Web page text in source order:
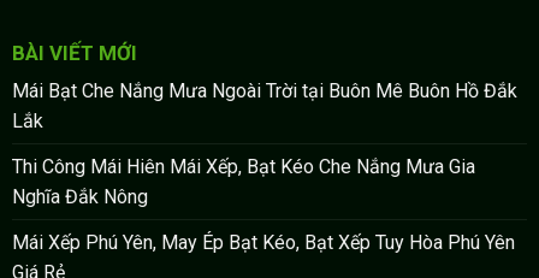
BÀI VIẾT MỚI
Mái Bạt Che Nắng Mưa Ngoài Trời tại Buôn Mê Buôn Hồ Đắk
Lắk
Thi Công Mái Hiên Mái Xếp, Bạt Kéo Che Nắng Mưa Gia
Nghĩa Đắk Nông
Mái Xếp Phú Yên, May Ép Bạt Kéo, Bạt Xếp Tuy Hòa Phú Yên
Giá Rẻ